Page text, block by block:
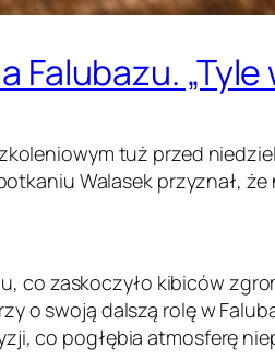
„Tyle
tuż przed
Walasek przyznał,
co zaskoczyło kibiców
swoją dalszą rolę w
co pogłębia atmosferę